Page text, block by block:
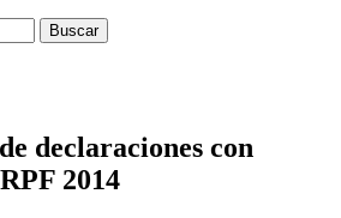
Buscar
declaraciones con
2014